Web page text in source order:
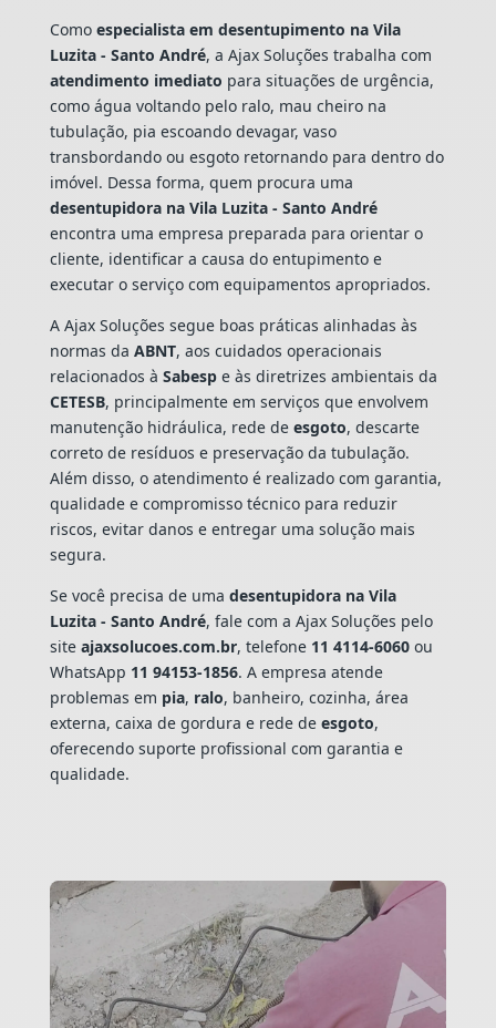
Como especialista em desentupimento na Vila
Luzita - Santo André, a Ajax Soluções trabalha com
atendimento imediato para situações de urgência,
como água voltando pelo ralo, mau cheiro na
tubulação, pia escoando devagar, vaso
transbordando ou esgoto retornando para dentro do
imóvel. Dessa forma, quem procura uma
desentupidora na Vila Luzita - Santo André
encontra uma empresa preparada para orientar o
cliente, identificar a causa do entupimento e
executar o serviço com equipamentos apropriados.
A Ajax Soluções segue boas práticas alinhadas às
normas da ABNT, aos cuidados operacionais
relacionados à Sabespe às diretrizes ambientais da
CETESB, principalmente em serviços que envolvem
manutenção hidráulica, rede de esgoto, descarte
correto de resíduos e preservação da tubulação.
Além disso, o atendimento é realizado com garantia,
qualidade e compromisso técnico para reduzir
riscos, evitar danos e entregar uma solução mais
segura.
Se você precisa de uma desentupidora na Vila
Luzita - Santo André, fale com a Ajax Soluções pelo
site ajaxsolucoes.com.br, telefone 11 4114-6060ou
WhatsApp 11 94153-1856. A empresa atende
problemas em pia, ralo, banheiro, cozinha, área
externa, caixa de gordura e rede de esgoto,
oferecendo suporte profissional com garantia e
qualidade.